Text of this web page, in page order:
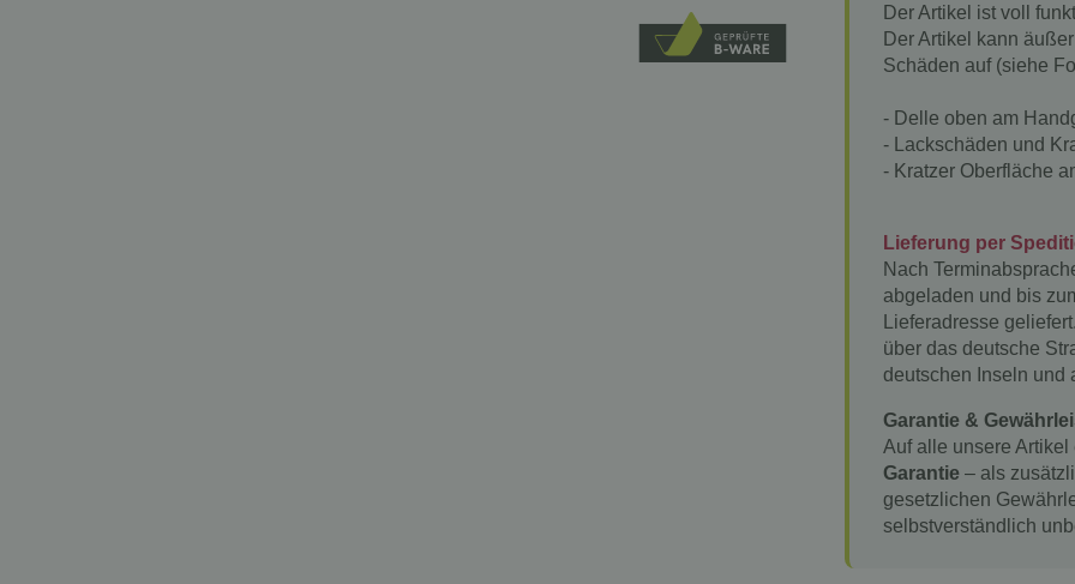
Der Artikel ist voll
Der Artikel kann
Schäden auf (siehe
- Delle oben am
- Lackschäden und
- Kratzer Oberfläche
Lieferung per
Nach
abgeladen und bis
Lieferadresse
über das deutsche
deutschen Inseln und
Garantie &
Auf alle unsere
Garantie – als
gesetzlichen
selbstverständlich